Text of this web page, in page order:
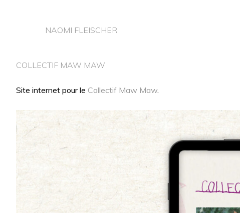
NAOMI FLEISCHER
COLLECTIF MAW MAW
Site internet pour le Collectif Maw Maw.